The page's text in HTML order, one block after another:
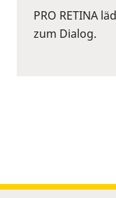
PRO RETINA
zum Dialog.